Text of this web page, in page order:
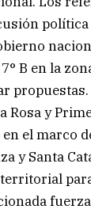
política
B en la
Rosa y
el marco
y Santa